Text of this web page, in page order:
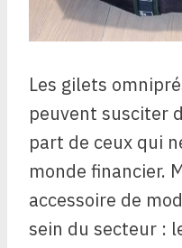
Les gilets
peuvent susciter
part de ceux qui
monde financier.
accessoire de
sein du secteur :